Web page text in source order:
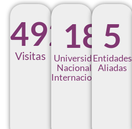
492
Visitas
18
Universidades
Nacionales e
Internacionales
5
Entidades
Aliadas